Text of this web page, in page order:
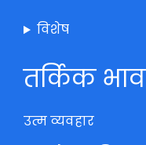
विशेष
तर्किक भाव
उत्म व्यवहार